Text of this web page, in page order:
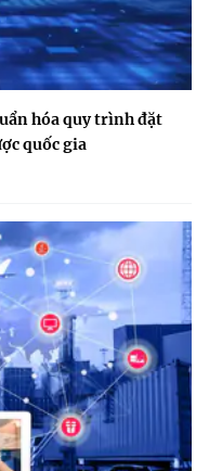
hóa quy trình đặt
quốc gia